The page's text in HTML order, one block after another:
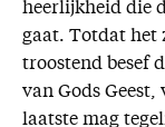
heerlijkheid die
gaat. Totdat het
troostend besef
van Gods
laatste mag